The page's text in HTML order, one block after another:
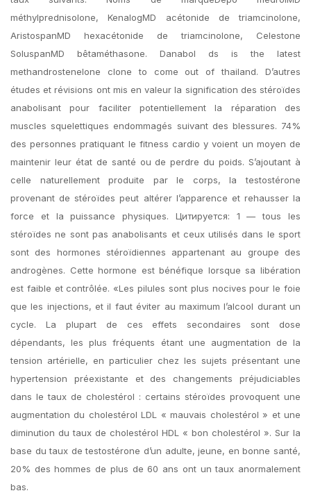
méthylprednisolone, KenalogMD acétonide de triamcinolone,
AristospanMD hexacétonide de triamcinolone, Celestone
SoluspanMD bêtaméthasone. Danabol ds is the latest
methandrostenelone clone to come out of thailand. D’autres
études et révisions ont mis en valeur la signification des stéroïdes
anabolisant pour faciliter potentiellement la réparation des
muscles squelettiques endommagés suivant des blessures. 74%
des personnes pratiquant le fitness cardio y voient un moyen de
maintenir leur état de santé ou de perdre du poids. S’ajoutant à
celle naturellement produite par le corps, la testostérone
provenant de stéroïdes peut altérer l’apparence et rehausser la
force et la puissance physiques. Цитируется: 1 — tous les
stéroïdes ne sont pas anabolisants et ceux utilisés dans le sport
sont des hormones stéroïdiennes appartenant au groupe des
androgènes. Cette hormone est bénéfique lorsque sa libération
est faible et contrôlée. «Les pilules sont plus nocives pour le foie
que les injections, et il faut éviter au maximum l’alcool durant un
cycle. La plupart de ces effets secondaires sont dose
dépendants, les plus fréquents étant une augmentation de la
tension artérielle, en particulier chez les sujets présentant une
hypertension préexistante et des changements préjudiciables
dans le taux de cholestérol : certains stéroïdes provoquent une
augmentation du cholestérol LDL « mauvais cholestérol » et une
diminution du taux de cholestérol HDL « bon cholestérol ». Sur la
base du taux de testostérone d’un adulte, jeune, en bonne santé,
20% des hommes de plus de 60 ans ont un taux anormalement
bas.